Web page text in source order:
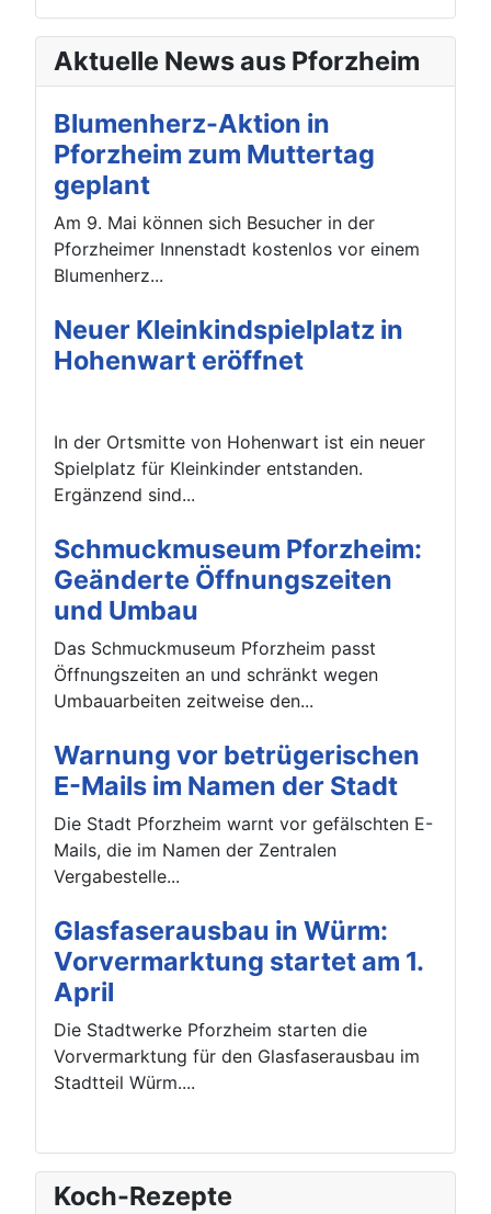
Aktuelle News aus Pforzheim
Blumenherz-Aktion in
Pforzheim zum Muttertag
geplant
Am 9. Mai können sich Besucher in der
Pforzheimer Innenstadt kostenlos vor einem
Blumenherz...
Neuer Kleinkindspielplatz in
Hohenwart eröffnet
In der Ortsmitte von Hohenwart ist ein neuer
Spielplatz für Kleinkinder entstanden.
Ergänzend sind...
Schmuckmuseum Pforzheim:
Geänderte Öffnungszeiten
und Umbau
Das Schmuckmuseum Pforzheim passt
Öffnungszeiten an und schränkt wegen
Umbauarbeiten zeitweise den...
Warnung vor betrügerischen
E-Mails im Namen der Stadt
Die Stadt Pforzheim warnt vor gefälschten E-
Mails, die im Namen der Zentralen
Vergabestelle...
Glasfaserausbau in Würm:
Vorvermarktung startet am 1.
April
Die Stadtwerke Pforzheim starten die
Vorvermarktung für den Glasfaserausbau im
Stadtteil Würm....
Koch-Rezepte